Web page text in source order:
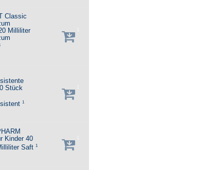
Classic
Milliliter
Stück
1
Kinder 40
Saft 1